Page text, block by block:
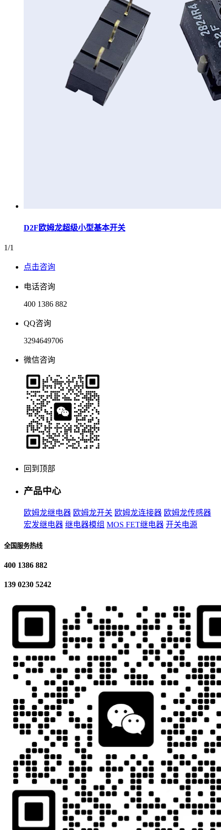
D2F欧姆龙超级小型基本开关
1/1
点击咨询
电话咨询
400 1386 882
QQ咨询
3294649706
微信咨询
回到顶部
产品中心
欧姆龙继电器 欧姆龙开关 欧姆龙连接器 欧姆龙传感器
宏发继电器 继电器模组 MOS FET继电器 开关电源
全国服务热线
400 1386 882
139 0230 5242